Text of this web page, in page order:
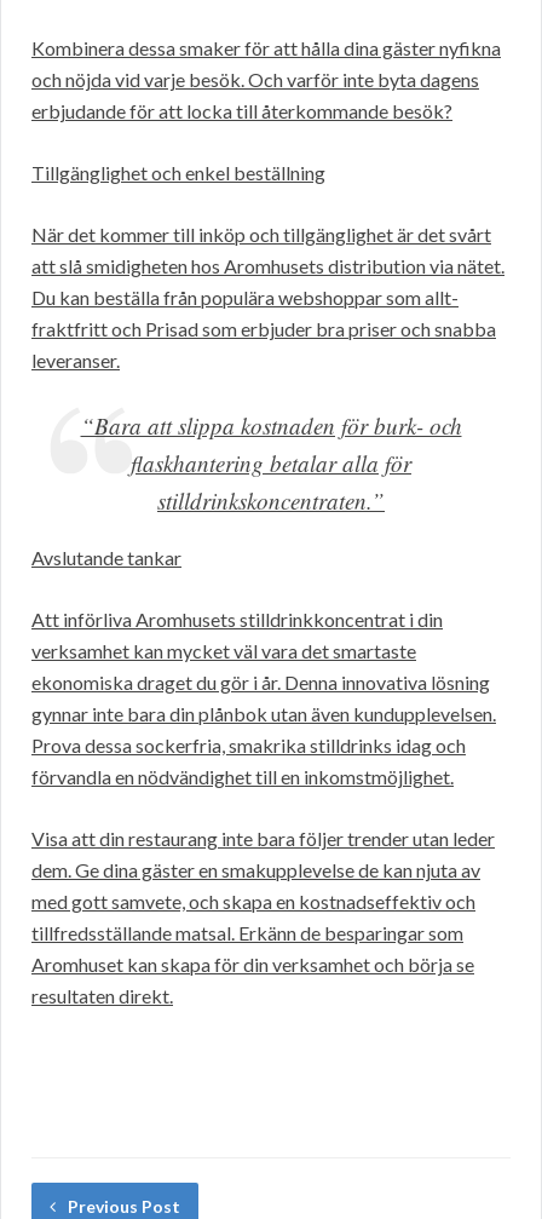
Kombinera dessa smaker för att hålla dina gäster nyfikna
och nöjda vid varje besök. Och varför inte byta dagens
erbjudande för att locka till återkommande besök?
Tillgänglighet och enkel beställning
När det kommer till inköp och tillgänglighet är det svårt
att slå smidigheten hos Aromhusets distribution via nätet.
Du kan beställa från populära webshoppar som allt-
fraktfritt och Prisad som erbjuder bra priser och snabba
leveranser.
“Bara att slippa kostnaden för burk- och
flaskhantering betalar alla för
stilldrinkskoncentraten.”
Avslutande tankar
Att införliva Aromhusets stilldrinkkoncentrat i din
verksamhet kan mycket väl vara det smartaste
ekonomiska draget du gör i år. Denna innovativa lösning
gynnar inte bara din plånbok utan även kundupplevelsen.
Prova dessa sockerfria, smakrika stilldrinks idag och
förvandla en nödvändighet till en inkomstmöjlighet.
Visa att din restaurang inte bara följer trender utan leder
dem. Ge dina gäster en smakupplevelse de kan njuta av
med gott samvete, och skapa en kostnadseffektiv och
tillfredsställande matsal. Erkänn de besparingar som
Aromhuset kan skapa för din verksamhet och börja se
resultaten direkt.
Previous Post